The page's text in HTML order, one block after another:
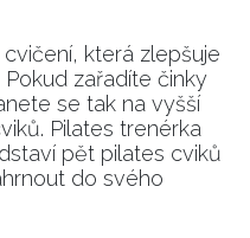
která zlepšuje
zařadíte činky
se tak na vyšší
Pilates trenérka
pět pilates cviků
do svého